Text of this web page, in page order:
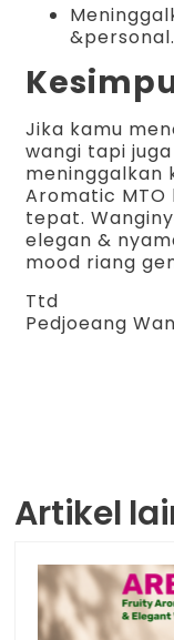
&personal.
Jika kamu
wangi tapi
meninggalkan
Aromatic MTO
tepat.
elegan &
mood riang
Ttd
Pedjoeang
Artikel